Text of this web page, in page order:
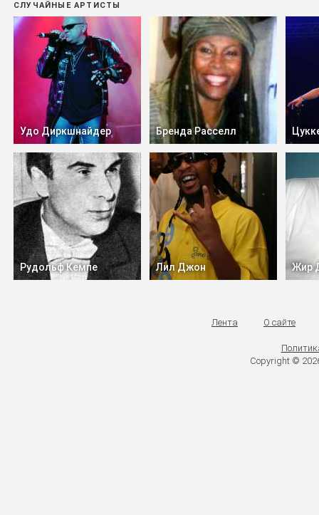
СЛУЧАЙНЫЕ АРТИСТЫ
Удо Диркшнайдер Бренда Расселл
Рудольф Кемпе Лил Джон Жир
Лента О сайте
Copyright ©